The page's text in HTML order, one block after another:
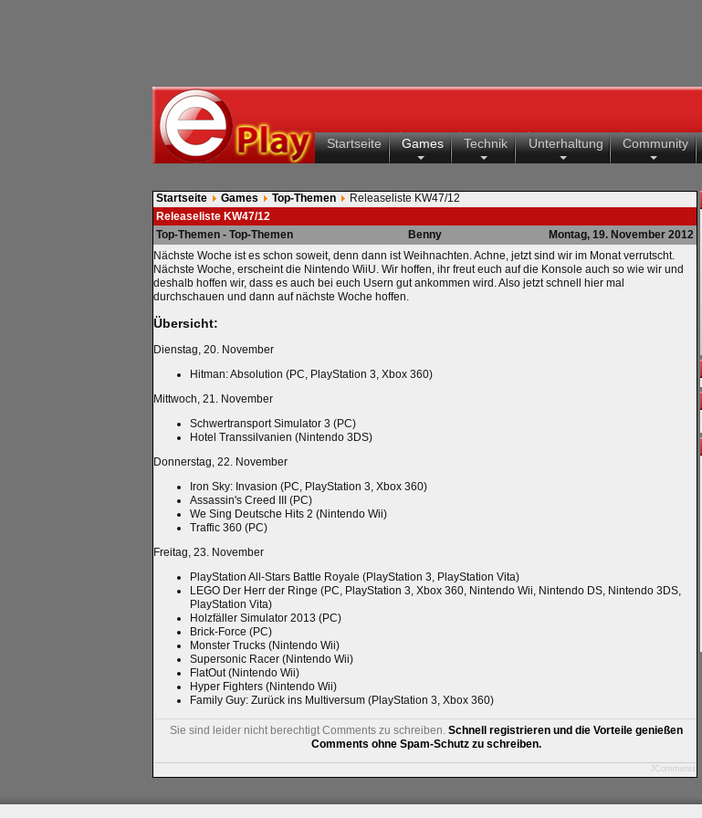
Startseite Games Technik Unterhaltung Community
Startseite Games Top-Themen
Releaseliste KW47/12
Releaseliste KW47/12
Top-Themen - Top-Themen
Benny
Montag, 19. November 2012
Nächste Woche ist es schon soweit, denn dann ist Weihnachten. Achne, jetzt sind wir im Monat verrutscht.
Nächste Woche, erscheint die Nintendo WiiU. Wir hoffen, ihr freut euch auf die Konsole auch so wie wir und
deshalb hoffen wir, dass es auch bei euch Usern gut ankommen wird. Also jetzt schnell hier mal
durchschauen und dann auf nächste Woche hoffen.
Übersicht:
Dienstag, 20. November
Hitman: Absolution (PC, PlayStation 3, Xbox 360)
Mittwoch, 21. November
Schwertransport Simulator 3 (PC)
Hotel Transsilvanien (Nintendo 3DS)
Donnerstag, 22. November
Iron Sky: Invasion (PC, PlayStation 3, Xbox 360)
Assassin's Creed III (PC)
We Sing Deutsche Hits 2 (Nintendo Wii)
Traffic 360 (PC)
Freitag, 23. November
PlayStation All-Stars Battle Royale (PlayStation 3, PlayStation Vita)
LEGO Der Herr der Ringe (PC, PlayStation 3, Xbox 360, Nintendo Wii, Nintendo DS, Nintendo 3DS,
PlayStation Vita)
Holzfäller Simulator 2013 (PC)
Brick-Force (PC)
Monster Trucks (Nintendo Wii)
Supersonic Racer (Nintendo Wii)
FlatOut (Nintendo Wii)
Hyper Fighters (Nintendo Wii)
Family Guy: Zurück ins Multiversum (PlayStation 3, Xbox 360)
Sie sind leider nicht berechtigt Comments zu schreiben. Schnell registrieren und die Vorteile genießen
Comments ohne Spam-Schutz zu schreiben.
JComments